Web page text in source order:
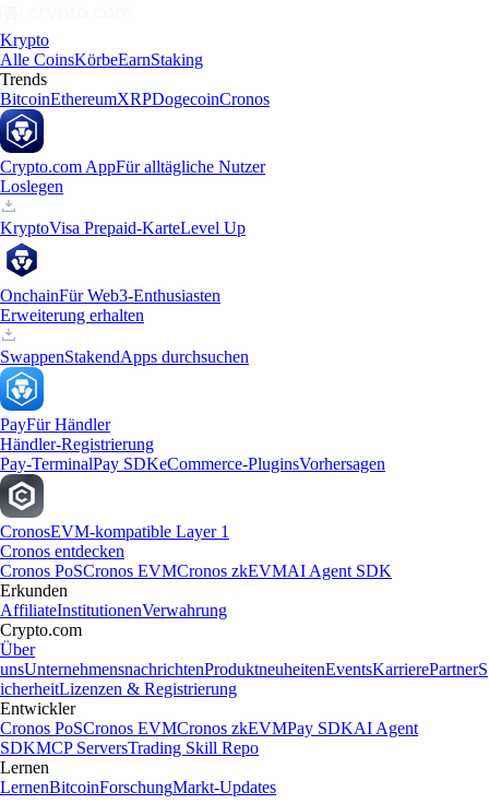
Krypto
Alle CoinsKörbeEarnStaking
Trends
BitcoinEthereumXRPDogecoinCronos
Crypto.com AppFür alltägliche Nutzer
Loslegen
KryptoVisa Prepaid-KarteLevel Up
OnchainFür Web3-Enthusiasten
Erweiterung erhalten
SwappenStakendApps durchsuchen
PayFür Händler
Händler-Registrierung
Pay-TerminalPay SDKeCommerce-PluginsVorhersagen
CronosEVM-kompatible Layer 1
Cronos entdecken
Cronos PoSCronos EVMCronos zkEVMAI Agent SDK
Erkunden
AffiliateInstitutionenVerwahrung
Crypto.com
Über
unsUnternehmensnachrichtenProduktneuheitenEventsKarrierePartnerS
icherheitLizenzen & Registrierung
Entwickler
Cronos PoSCronos EVMCronos zkEVMPay SDKAI Agent
SDKMCP ServersTrading Skill Repo
Lernen
LernenBitcoinForschungMarkt-Updates